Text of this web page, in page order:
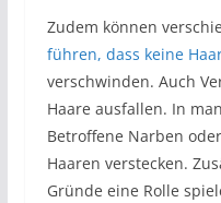
Zudem können
führen, dass keine
verschwinden. Auch
Haare ausfallen. In
Betroffene Narben
Haaren verstecken.
Gründe eine Rolle